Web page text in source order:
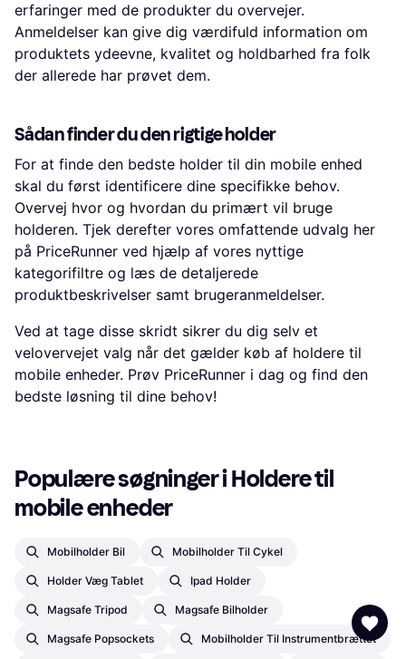
erfaringer med de produkter du overvejer.
Anmeldelser kan give dig værdifuld information om
produktets ydeevne, kvalitet og holdbarhed fra folk
der allerede har prøvet dem.
Sådan finder du den rigtige holder
For at finde den bedste holder til din mobile enhed
skal du først identificere dine specifikke behov.
Overvej hvor og hvordan du primært vil bruge
holderen. Tjek derefter vores omfattende udvalg her
på PriceRunner ved hjælp af vores nyttige
kategorifiltre og læs de detaljerede
produktbeskrivelser samt brugeranmeldelser.
Ved at tage disse skridt sikrer du dig selv et
velovervejet valg når det gælder køb af holdere til
mobile enheder. Prøv PriceRunner i dag og find den
bedste løsning til dine behov!
Populære søgninger i Holdere til
mobile enheder
Mobilholder Bil Mobilholder Til Cykel
Holder Væg Tablet Ipad Holder
Magsafe Tripod Magsafe Bilholder
Magsafe Popsockets Mobilholder Til Instrumentbrættet